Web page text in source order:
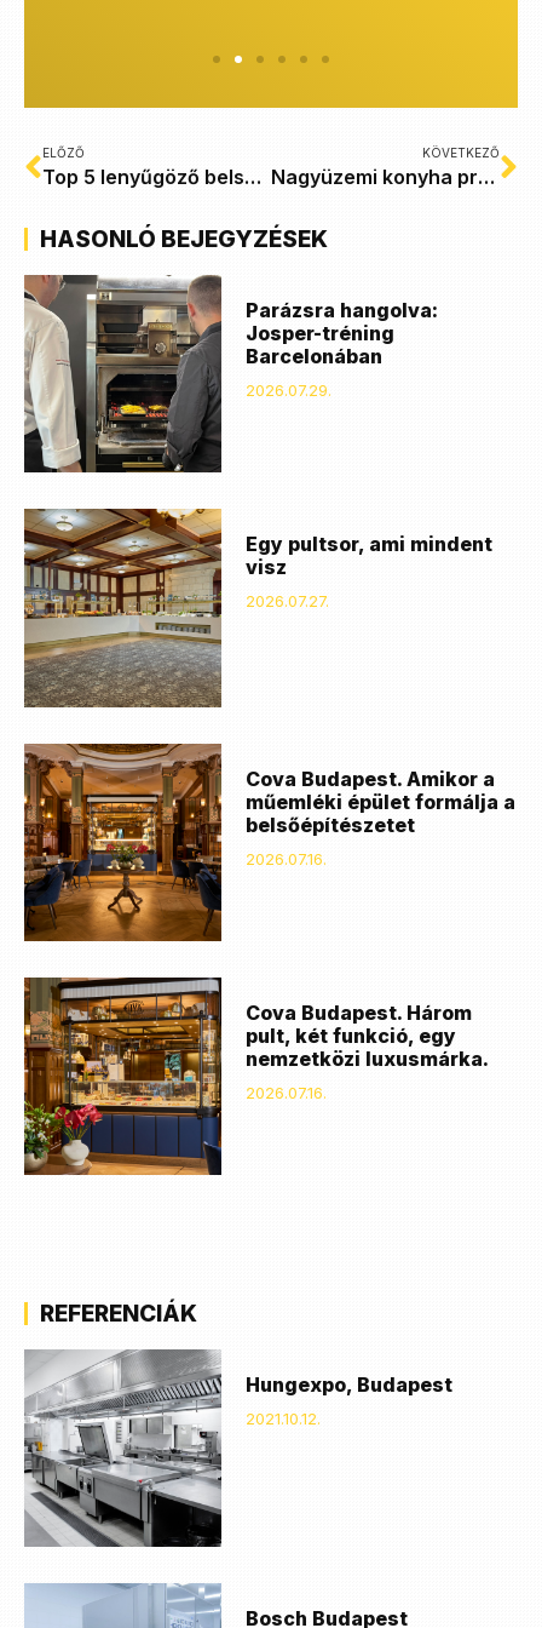
ELŐZŐ
Top 5 lenyűgöző belsőépítészeti munkánk
KÖVETKEZŐ
Nagyüzemi konyha prémium szinten: Top 3 menza projektünk
HASONLÓ BEJEGYZÉSEK
Parázsra hangolva:
Josper-tréning
Barcelonában
2026.07.29.
Egy pultsor, ami mindent
visz
2026.07.27.
Cova Budapest. Amikor a
műemléki épület formálja a
belsőépítészetet
2026.07.16.
Cova Budapest. Három
pult, két funkció, egy
nemzetközi luxusmárka.
2026.07.16.
REFERENCIÁK
Hungexpo, Budapest
2021.10.12.
Bosch Budapest